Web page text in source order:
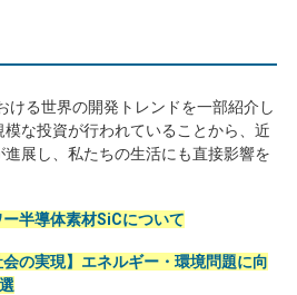
ける世界の開発トレンドを一部紹介し
な投資が行われていることから、近
展し、私たちの生活にも直接影響を
半導体素材SiCについて
会の実現】エネルギー・環境問題に向